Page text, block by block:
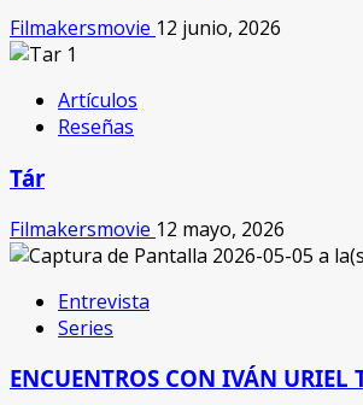
Filmakersmovie 12 junio, 2026
Artículos
Reseñas
Tár
Filmakersmovie 12 mayo, 2026
Entrevista
Series
ENCUENTROS CON IVÁN URIEL